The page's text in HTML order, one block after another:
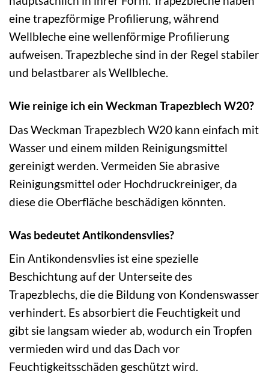
eine trapezförmige Profilierung, während
Wellbleche eine wellenförmige Profilierung
aufweisen. Trapezbleche sind in der Regel stabiler
und belastbarer als Wellbleche.
Wie reinige ich ein Weckman Trapezblech W20?
Das Weckman Trapezblech W20 kann einfach mit
Wasser und einem milden Reinigungsmittel
gereinigt werden. Vermeiden Sie abrasive
Reinigungsmittel oder Hochdruckreiniger, da
diese die Oberfläche beschädigen könnten.
Was bedeutet Antikondensvlies?
Ein Antikondensvlies ist eine spezielle
Beschichtung auf der Unterseite des
Trapezblechs, die die Bildung von Kondenswasser
verhindert. Es absorbiert die Feuchtigkeit und
gibt sie langsam wieder ab, wodurch ein Tropfen
vermieden wird und das Dach vor
Feuchtigkeitsschäden geschützt wird.